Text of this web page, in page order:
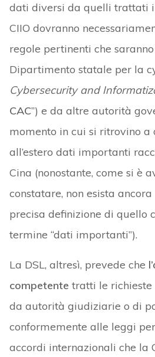
dati diversi da quelli trattati
CIIO dovranno
regole pertinenti che
Dipartimento statale per la
Cybersecurity and
CAC”) e da altre autorità
momento in cui si ritrovino a
all’estero dati importanti
Cina (nonostante, come si è
constatare, non esista
precisa definizione di quello
termine “dati importanti”).
La DSL, altresì, prevede che
competente tratti le
da autorità giudiziarie o di
conformemente alle leggi
accordi internazionali che la